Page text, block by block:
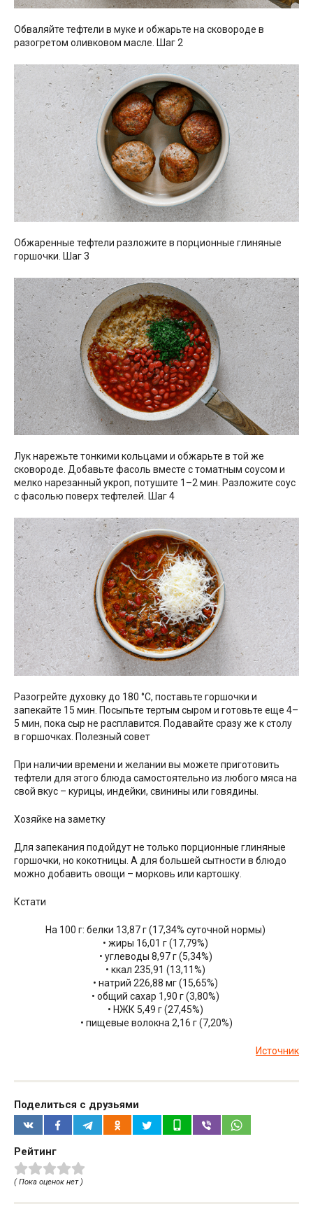
Обваляйте тефтели в муке и обжарьте на сковороде в
разогретом оливковом масле. Шаг 2
Обжаренные тефтели разложите в порционные глиняные
горшочки. Шаг 3
Лук нарежьте тонкими кольцами и обжарьте в той же
сковороде. Добавьте фасоль вместе с томатным соусом и
мелко нарезанный укроп, потушите 1–2 мин. Разложите соус
с фасолью поверх тефтелей. Шаг 4
Разогрейте духовку до 180 °С, поставьте горшочки и
запекайте 15 мин. Посыпьте тертым сыром и готовьте еще 4–
5 мин, пока сыр не расплавится. Подавайте сразу же к столу
в горшочках. Полезный совет
При наличии времени и желании вы можете приготовить
тефтели для этого блюда самостоятельно из любого мяса на
свой вкус – курицы, индейки, свинины или говядины.
Хозяйке на заметку
Для запекания подойдут не только порционные глиняные
горшочки, но кокотницы. А для большей сытности в блюдо
можно добавить овощи – морковь или картошку.
Кстати
На 100 г: белки 13,87 г (17,34% суточной нормы)
• жиры 16,01 г (17,79%)
• углеводы 8,97 г (5,34%)
• ккал 235,91 (13,11%)
• натрий 226,88 мг (15,65%)
• общий сахар 1,90 г (3,80%)
• НЖК 5,49 г (27,45%)
• пищевые волокна 2,16 г (7,20%)
Источник
Поделиться с друзьями
Рейтинг
( Пока оценок нет )